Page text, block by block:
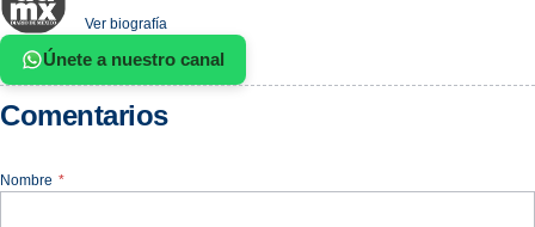
Ver biografía
Únete a nuestro canal
Comentarios
Nombre *